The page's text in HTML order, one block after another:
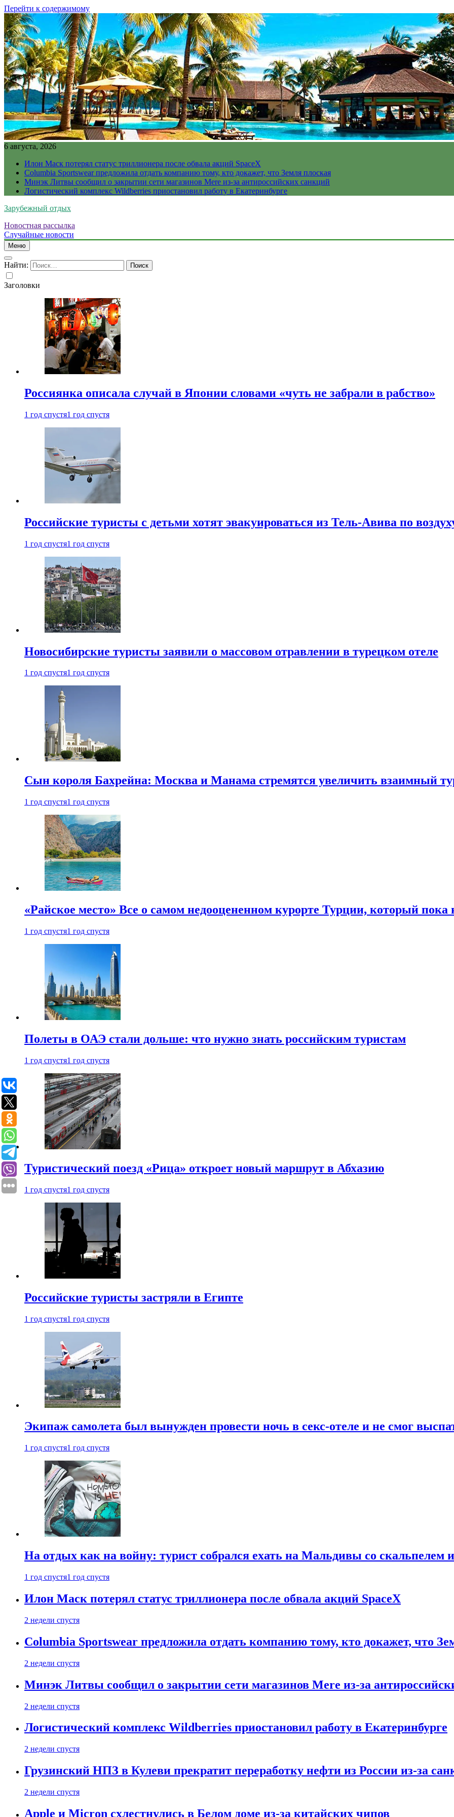
Перейти к содержимому
6 августа, 2026
Илон Маск потерял статус триллионера после обвала акций SpaceX
Columbia Sportswear предложила отдать компанию тому, кто докажет, что Земля плоская
Минэк Литвы сообщил о закрытии сети магазинов Mere из-за антироссийских санкций
Логистический комплекс Wildberries приостановил работу в Екатеринбурге
Зарубежный отдых
Новостная рассылка
Случайные новости
Меню
Найти:
Заголовки
Россиянка описала случай в Японии словами «чуть не забрали в рабство»
1 год спустя1 год спустя
Российские туристы с детьми хотят эвакуироваться из Тель-Авива по
1 год спустя1 год спустя
Новосибирские туристы заявили о массовом отравлении в турецком отеле
1 год спустя1 год спустя
Сын короля Бахрейна: Москва и Манама стремятся увеличить взаимный
1 год спустя1 год спустя
«Райское место» Все о самом недооцененном курорте Турции, который пока
1 год спустя1 год спустя
Полеты в ОАЭ стали дольше: что нужно знать российским туристам
1 год спустя1 год спустя
Туристический поезд «Рица» откроет новый маршрут в Абхазию
1 год спустя1 год спустя
Российские туристы застряли в Египте
1 год спустя1 год спустя
Экипаж самолета был вынужден провести ночь в секс-отеле и не смог
1 год спустя1 год спустя
На отдых как на войну: турист собрался ехать на Мальдивы со скальпелем
1 год спустя1 год спустя
Илон Маск потерял статус триллионера после обвала акций SpaceX
2 недели спустя
Columbia Sportswear предложила отдать компанию тому, кто докажет, что
2 недели спустя
Минэк Литвы сообщил о закрытии сети магазинов Mere из-за
2 недели спустя
Логистический комплекс Wildberries приостановил работу в Екатеринбурге
2 недели спустя
Грузинский НПЗ в Кулеви прекратит переработку нефти из России из-за
2 недели спустя
Apple и Micron схлестнулись в Белом доме из-за китайских чипов